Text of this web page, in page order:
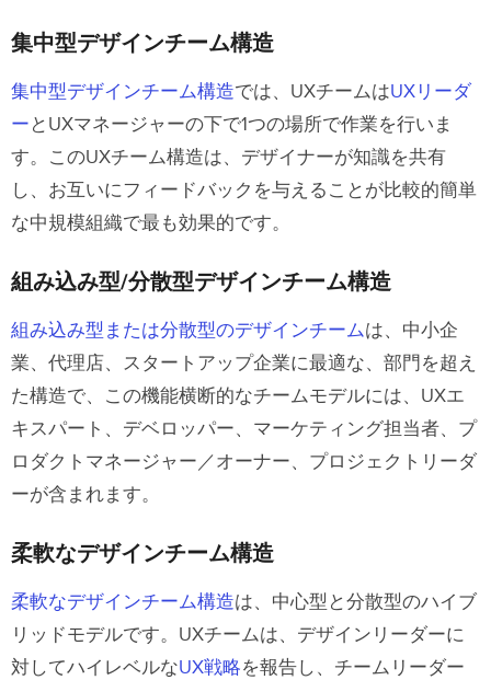
集中型デザインチーム構造
集中型デザインチーム構造では、UXチームはUXリーダ
ー とUXマネージャーの下で1つの場所で作業を行いま
す。このUXチーム構造は、デザイナーが知識を共有
し、お互いにフィードバックを与えることが比較的簡単
な中規模組織で最も効果的です。
組み込み型/分散型デザインチーム構造
組み込み型または分散型のデザインチームは、中小企
業、代理店、スタートアップ企業に最適な、部門を超え
た構造で、この機能横断的なチームモデルには、UXエ
キスパート、デベロッパー、マーケティング担当者、プ
ロダクトマネージャー／オーナー、プロジェクトリーダ
ーが含まれます。
柔軟なデザインチーム構造
柔軟なデザインチーム構造は、中心型と分散型のハイブ
リッドモデルです。UXチームは、デザインリーダーに
対してハイレベルなUX戦略を報告し、チームリーダー